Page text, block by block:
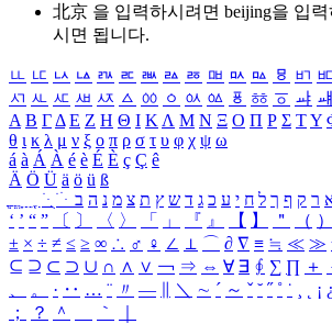
北京 을 입력하시려면 beijing을 입력
시면 됩니다.
ㅥ ㅦ ㅧ ㅨ ㅩ ㅪ ㅫ ㅬ ㅭ ㅮ ㅯ ㅰ ㅱ ㅲ ㅳ
ㅺ ㅻ ㅼ ㅽ ㅾ ㅿ ㆀ ㆁ ㆂ ㆃ ㆄ ㆅ ㆆ ㆇ ㆈ
Α Β ΓΔ Ε Ζ Η Θ Ι ΚΛ Μ Ν Ξ Ο Π Ρ Σ ΤΥ
θ ι κ λ μ ν ξ ο π ρ σ τ υ φ χ ψ ω
á à Á À é è É È ç Ç ê
Ä Ö Ü ä ö ü ß
ִֶֹ ֻּ ׁׂ ר ק ף ך ל ח י ע כ ג ד ש ץ ת צ מ נ ה ב
‘ ’ “ ” 〔 〕 〈 〉 「 」 『 』 【 】 ＂ （ ）
± × ÷ ≠ ≤ ≥ ∞ ∴ ♂ ♀ ∠ ⊥ ⌒ ∂ ∇ ≡ ≒ ≪ ≫
⊆ ⊇ ⊂ ⊃ ∪ ∩ ∧ ∨ ￢ ⇒ ⇔ ∀ ∃ ∮ ∑ ∏ ＋
、
。 · ‥ … ¨ 〃 ― ＼ ∼ ´ ～ ˇ ˘ ˝ ˚ ˙ ¸ ¡ ¿
；
？ ＾ ｀